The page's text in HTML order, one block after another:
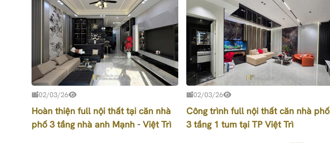
02/03/26
Hoàn thiện full nội thất tại căn nhà
phố 3 tầng nhà anh Mạnh - Việt Trì
02/03/26
Công trình full nội thất căn nhà phố
3 tầng 1 tum tại TP Việt Trì